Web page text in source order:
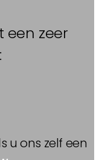
een zeer
u ons zelf een